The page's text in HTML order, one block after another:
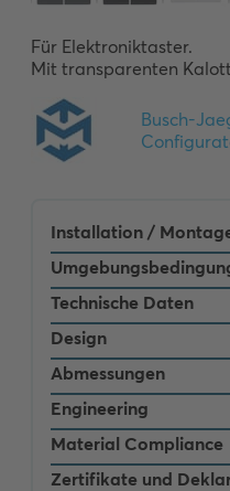
Für Elektroniktaster.
Mit transparenten
Installation /
Technische Daten
Design
Abmessungen
Engineering
Material Compliance
Zertifikate und